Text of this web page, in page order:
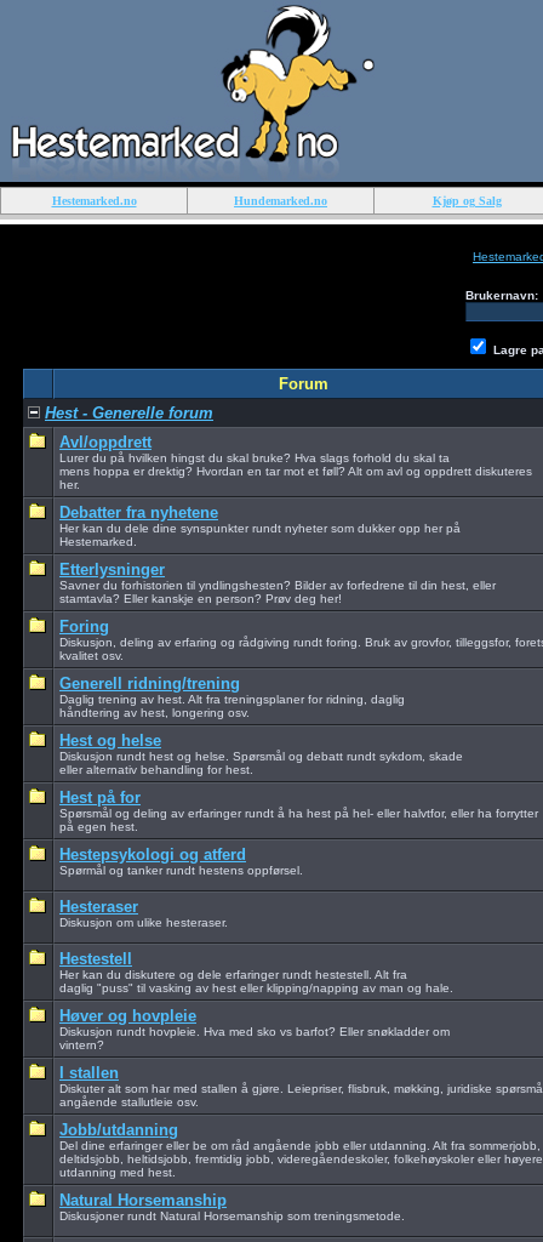
Hestemarked.no Hundemarked.no Kjøp og Salg
Brukernavn:
Lagre
Forum
Hest - Generelle forum
Avl/oppdrett
Lurer du på hvilken hingst du skal bruke? Hva slags forhold du skal ta
mens hoppa er drektig? Hvordan en tar mot et føll? Alt om avl og oppdrett diskuteres
her.
Debatter fra nyhetene
Her kan du dele dine synspunkter rundt nyheter som dukker opp her på
Hestemarked.
Etterlysninger
Savner du forhistorien til yndlingshesten? Bilder av forfedrene til din hest, eller
stamtavla? Eller kanskje en person? Prøv deg her!
Foring
Diskusjon, deling av erfaring og rådgiving rundt foring. Bruk av grovfor, tilleggsfor,
kvalitet osv.
Generell ridning/trening
Daglig trening av hest. Alt fra treningsplaner for ridning, daglig
håndtering av hest, longering osv.
Hest og helse
Diskusjon rundt hest og helse. Spørsmål og debatt rundt sykdom, skade
eller alternativ behandling for hest.
Hest på for
Spørsmål og deling av erfaringer rundt å ha hest på hel- eller halvtfor, eller ha forrytter
på egen hest.
Hestepsykologi og atferd
Spørmål og tanker rundt hestens oppførsel.
Hesteraser
Diskusjon om ulike hesteraser.
Hestestell
Her kan du diskutere og dele erfaringer rundt hestestell. Alt fra
daglig "puss" til vasking av hest eller klipping/napping av man og hale.
Høver og hovpleie
Diskusjon rundt hovpleie. Hva med sko vs barfot? Eller snøkladder om
vintern?
I stallen
Diskuter alt som har med stallen å gjøre. Leiepriser, flisbruk, møkking, juridiske
angående stallutleie osv.
Jobb/utdanning
Del dine erfaringer eller be om råd angående jobb eller utdanning. Alt fra sommerjobb,
deltidsjobb, heltidsjobb, fremtidig jobb, videregåendeskoler, folkehøyskoler eller høyere
utdanning med hest.
Natural Horsemanship
Diskusjoner rundt Natural Horsemanship som treningsmetode.